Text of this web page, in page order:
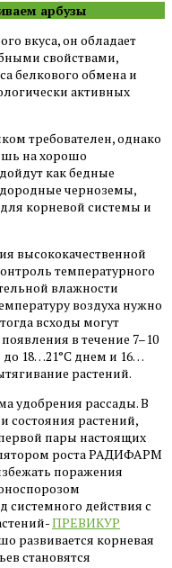
арбузы
вкуса, он обладает
свойствами,
белкового обмена и
активных
требователен, однако
на хорошо
как бедные
черноземы,
корневой системы и
высококачественной
температурного
влажности
воздуха нужно
всходы могут
в течение 7–10
до 18…21°С днем и 16…
растений.
удобрения рассады. В
состояния растений,
пары настоящих
роста РАДИФАРМ
поражения
системного действия с
ПРЕВИКУР
развивается корневая
становятся